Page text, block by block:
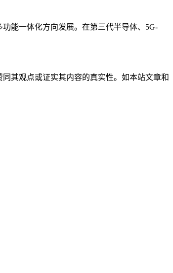
能一体化方向发展。在第三代半导体、5G-
其观点或证实其内容的真实性。如本站文章和